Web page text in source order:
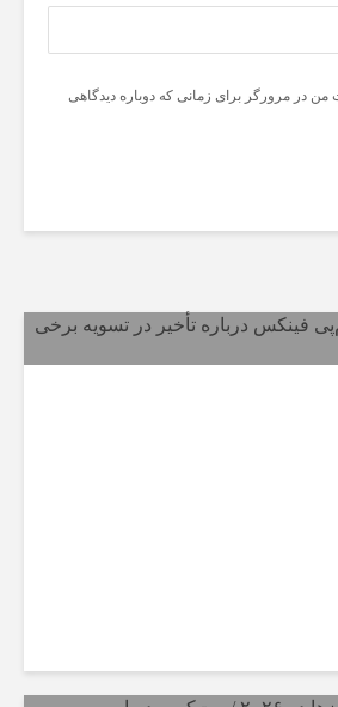
من در مرورگر برای زمانی که دوباره دیدگاهی